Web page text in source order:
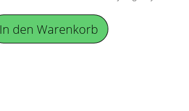
In den Warenkorb